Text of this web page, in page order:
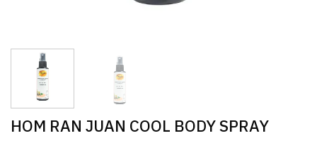
HOM RAN JUAN COOL BODY SPRAY